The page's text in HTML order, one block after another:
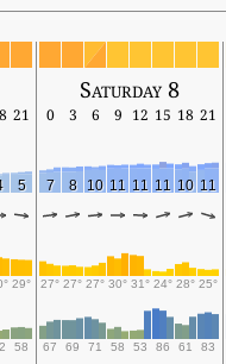
Saturday 8
21 0 3 6 9 12 15 18 21
5 7 8 10 11 11 11 10 11
29° 27° 27° 27° 30° 31° 24° 28° 25°
58 67 69 71 58 53 86 61 83